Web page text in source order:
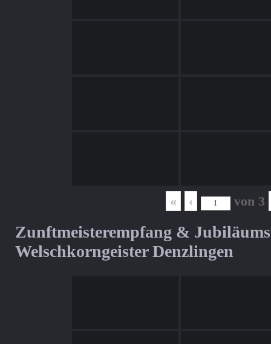
« ‹ von 3
Zunftmeisterempfang &
Welschkorngeister Denzlingen